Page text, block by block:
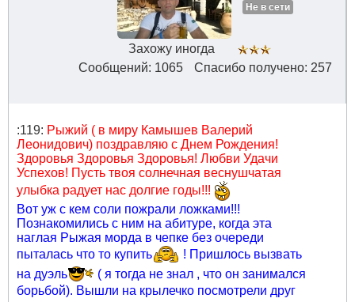
Не в сети
Захожу иногда
Сообщений: 1065
Спасибо получено: 257
:119: Рыжий ( в миру Камышев Валерий
Леонидович) поздравляю с Днем Рождения!
Здоровья Здоровья Здоровья! Любви Удачи
Успехов! Пусть твоя солнечная веснушчатая
улыбка радует нас долгие годы!!!
Вот уж с кем соли пожрали ложками!!!
Познакомились с ним на абитуре, когда эта
наглая Рыжая морда в чепке без очереди
пыталась что то купить
! Пришлось вызвать
на дуэль
( я тогда не знал , что он занимался
борьбой). Вышли на крылечко посмотрели друг